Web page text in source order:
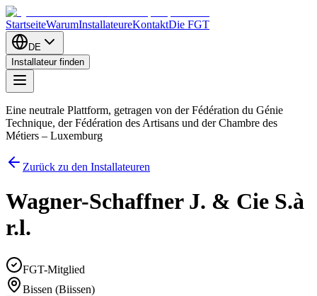
StartseiteWarumInstallateureKontaktDie FGT
DE
Installateur finden
Eine neutrale Plattform, getragen von der Fédération du Génie
Technique, der Fédération des Artisans und der Chambre des
Métiers – Luxemburg
Zurück zu den Installateuren
Wagner-Schaffner J. & Cie S.à
r.l.
FGT-Mitglied
Bissen (Biissen)